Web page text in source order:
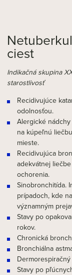
ciest
Indikačná skupina
starostlivosť
Recidivujúce
odolnosťou.
Alergické
na kúpeľnú
mieste.
Recidivujúca
adekvátnej
ochorenia.
Sinobronchitída.
prípadoch, kde
významným
Stavy po
rokov.
Chronická
Bronchiálna
Stavy po